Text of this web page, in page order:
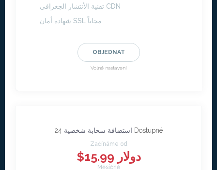
تقنية الأنتشار الجغرافي CDN
شهادة أمان SSL مجاناً
OBJEDNAT
Volné nastavení
استضافة سحابة شخصية 24 Dostupné
Začínáme od
$15.99 دولار
Měsíčně